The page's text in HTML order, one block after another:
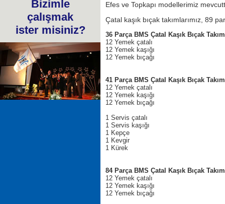
Bizimle
çalışmak
ister misiniz?
Efes ve Topkapı modellerimiz
Çatal kaşık bıçak takımlarımız, 89
36 Parça BMS Çatal Kaşık Bıçak
12 Yemek çatalı
12 Yemek kaşığı
12 Yemek bıçağı
41 Parça BMS Çatal Kaşık Bıçak
12 Yemek çatalı
12 Yemek kaşığı
12 Yemek bıçağı
1 Servis çatalı
1 Servis kaşığı
1 Kepçe
1 Kevgir
1 Kürek
84 Parça BMS Çatal Kaşık Bıçak
12 Yemek çatalı
12 Yemek kaşığı
12 Yemek bıçağı